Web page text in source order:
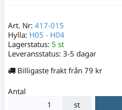
Art. Nr: 417-015
Hylla: H05 - H04
Lagerstatus: 5 st
Leveransstatus: 3-5 dagar
Billigaste frakt från 79 kr
Antal
st